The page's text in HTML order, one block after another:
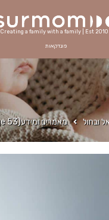
Creating a family with a family | Est 2010 |
פונדקאות
ובחול מאמרים ומידע(Page 53)